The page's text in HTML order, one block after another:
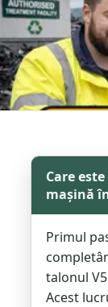
Care
mașină
Primul
talonul
Acest